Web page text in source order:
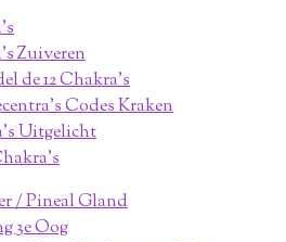
Zuiveren
de 12 Chakra's
Codes Kraken
Uitgelicht
/ Pineal Gland
3e Oog